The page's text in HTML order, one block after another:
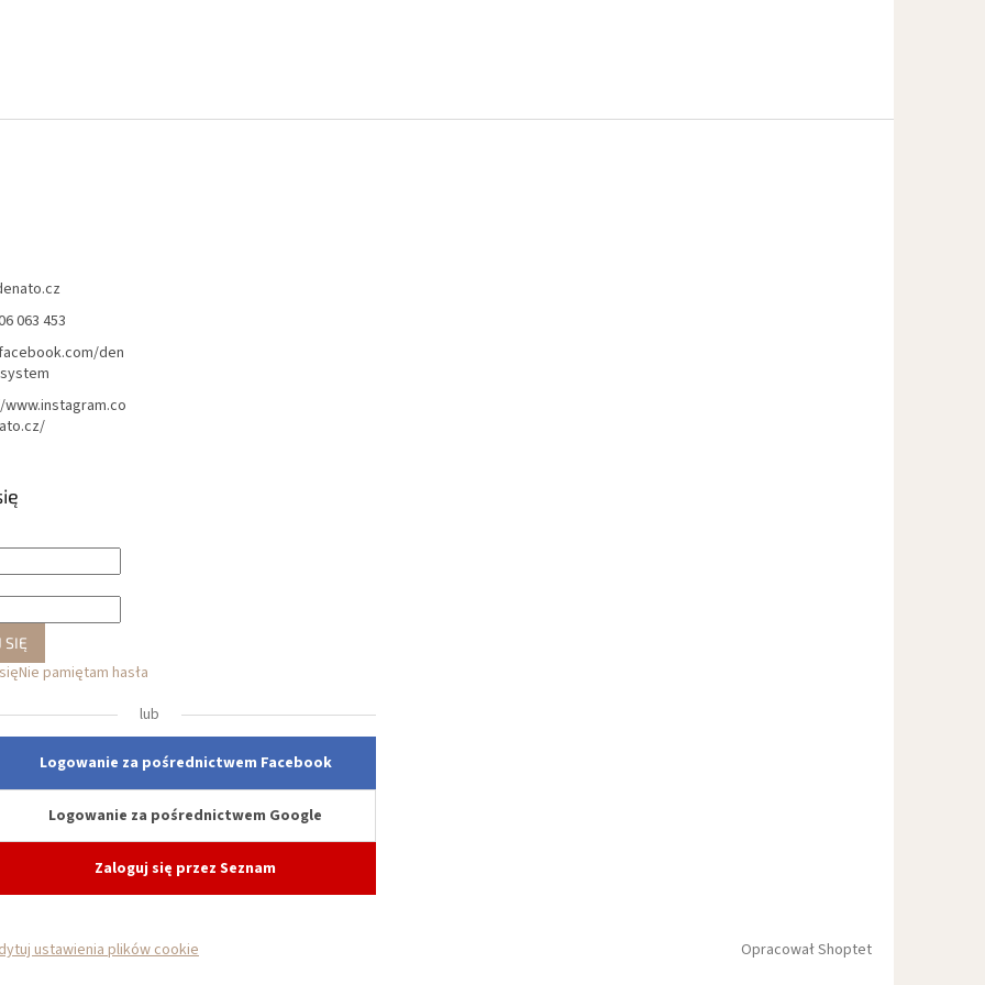
063 453
den
SIĘ
Nie pamiętam hasła
lub
Logowanie za pośrednictwem Facebook
Logowanie za pośrednictwem Google
Zaloguj się przez Seznam
Opracował Shoptet
ustawienia plików cookie